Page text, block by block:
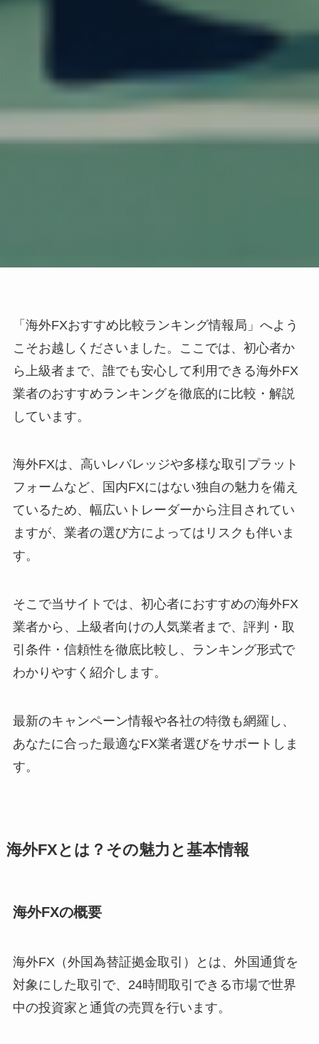
「海外FXおすすめ比較ランキング情報局」へよう
こそお越しくださいました。ここでは、初心者か
ら上級者まで、誰でも安心して利用できる海外FX
業者のおすすめランキングを徹底的に比較・解説
しています。
海外FXは、高いレバレッジや多様な取引プラット
フォームなど、国内FXにはない独自の魅力を備え
ているため、幅広いトレーダーから注目されてい
ますが、業者の選び方によってはリスクも伴いま
す。
そこで当サイトでは、初心者におすすめの海外FX
業者から、上級者向けの人気業者まで、評判・取
引条件・信頼性を徹底比較し、ランキング形式で
わかりやすく紹介します。
最新のキャンペーン情報や各社の特徴も網羅し、
あなたに合った最適なFX業者選びをサポートしま
す。
海外FXとは？その魅力と基本情報
海外FXの概要
海外FX（外国為替証拠金取引）とは、外国通貨を
対象にした取引で、24時間取引できる市場で世界
中の投資家と通貨の売買を行います。